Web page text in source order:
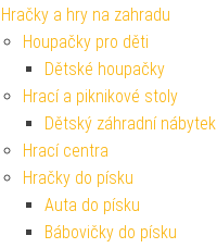
Hračky a hry na zahradu
Houpačky pro děti
Dětské houpačky
Hrací a piknikové stoly
Dětský záhradní nábytek
Hrací centra
Hračky do písku
Auta do písku
Bábovičky do písku